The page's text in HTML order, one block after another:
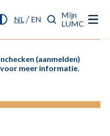
NL/ EN
Mijn
LUMC
(aanmelden)
meer informatie.